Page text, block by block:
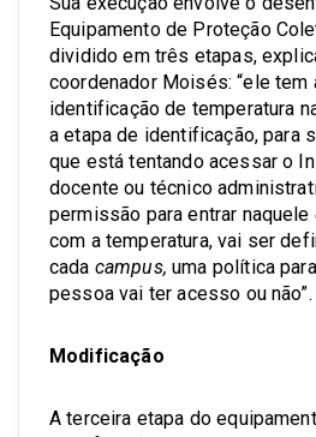
Equipamento de Proteção
dividido em três etapas,
coordenador Moisés: “ele tem
identificação de temperatura
a etapa de identificação, para
que está tentando acessar o
docente ou técnico
permissão para entrar naquele
com a temperatura, vai ser
cada campus, uma política
pessoa vai ter acesso ou não”.
Modificação
A terceira etapa do